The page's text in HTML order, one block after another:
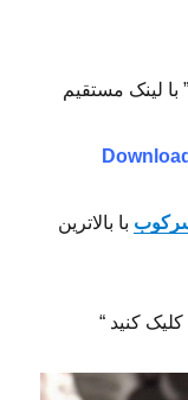
” با لینک مستقیم
با بالاترین
کنید “